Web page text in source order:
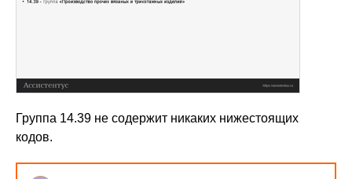
Группа 14.39 не содержит никаких нижестоящих
кодов.